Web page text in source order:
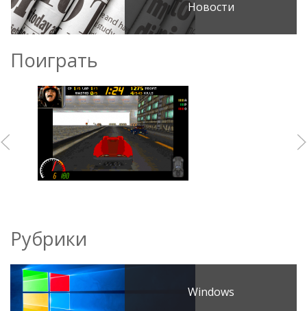
Новости
Поиграть
Рубрики
Windows